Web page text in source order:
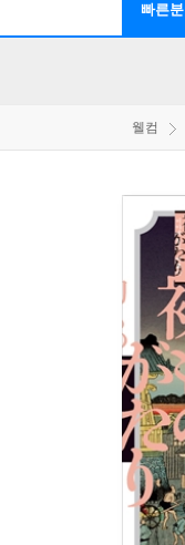
빠른분
웰컴